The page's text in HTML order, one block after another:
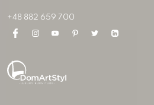
+48 882 659 700